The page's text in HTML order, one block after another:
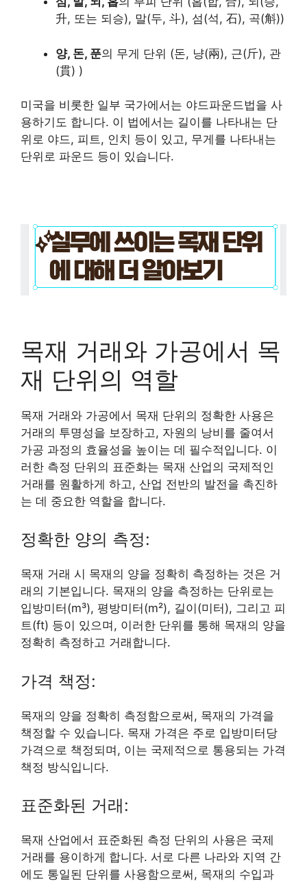
升, 또는 되승), 말(두, 斗), 섬(석, 石), 곡(斛))
양, 돈, 푼의 무게 단위 (돈, 냥(兩), 근(斤), 관
(貫) )
미국을 비롯한 일부 국가에서는 야드파운드법을 사
용하기도 합니다. 이 법에서는 길이를 나타내는 단
위로 야드, 피트, 인치 등이 있고, 무게를 나타내는
단위로 파운드 등이 있습니다.
목재 거래와 가공에서 목
재 단위의 역할
목재 거래와 가공에서 목재 단위의 정확한 사용은
거래의 투명성을 보장하고, 자원의 낭비를 줄여서
가공 과정의 효율성을 높이는 데 필수적입니다. 이
러한 측정 단위의 표준화는 목재 산업의 국제적인
거래를 원활하게 하고, 산업 전반의 발전을 촉진하
는 데 중요한 역할을 합니다.
정확한 양의 측정:
목재 거래 시 목재의 양을 정확히 측정하는 것은 거
래의 기본입니다. 목재의 양을 측정하는 단위로는
입방미터(m³), 평방미터(m²), 길이(미터), 그리고 피
트(ft) 등이 있으며, 이러한 단위를 통해 목재의 양을
정확히 측정하고 거래합니다.
가격 책정:
목재의 양을 정확히 측정함으로써, 목재의 가격을
책정할 수 있습니다. 목재 가격은 주로 입방미터당
가격으로 책정되며, 이는 국제적으로 통용되는 가격
책정 방식입니다.
표준화된 거래:
목재 산업에서 표준화된 측정 단위의 사용은 국제
거래를 용이하게 합니다. 서로 다른 나라와 지역 간
에도 통일된 단위를 사용함으로써, 목재의 수입과